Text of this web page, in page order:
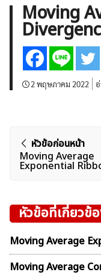
ค้นหา
สำหรับ:
Moving
2 พฤษภาคม 2022
แนะแนว
เรื่อง
หัวข้อก่อนหน้า
Moving Average
Exponential
หัวข้อที่เกี่ยวข้
Moving Average
Moving Average